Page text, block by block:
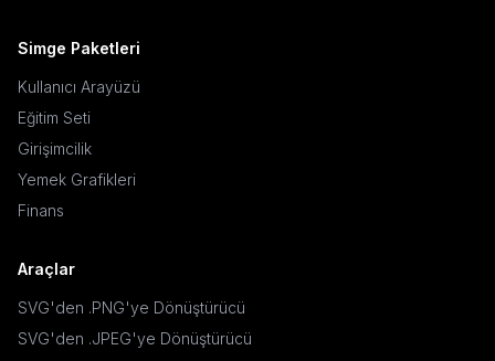
Simge Paketleri
Kullanıcı Arayüzü
Eğitim Seti
Girişimcilik
Yemek Grafikleri
Finans
Araçlar
SVG'den .PNG'ye Dönüştürücü
SVG'den .JPEG'ye Dönüştürücü